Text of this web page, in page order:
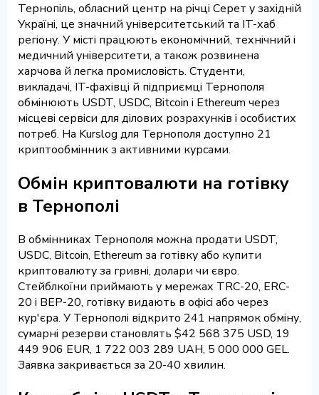
Тернопіль, обласний центр на річці Серет у західній
Україні, це значний університетський та IT-хаб
регіону. У місті працюють економічний, технічний і
медичний університети, а також розвинена
харчова й легка промисловість. Студенти,
викладачі, IT-фахівці й підприємці Тернополя
обмінюють USDT, USDC, Bitcoin і Ethereum через
місцеві сервіси для ділових розрахунків і особистих
потреб. На Kurslog для Тернополя доступно 21
криптообмінник з активними курсами.
Обмін криптовалюти на готівку
в Тернополі
В обмінниках Тернополя можна продати USDT,
USDC, Bitcoin, Ethereum за готівку або купити
криптовалюту за гривні, долари чи євро.
Стейблкоїни приймають у мережах TRC-20, ERC-
20 і BEP-20, готівку видають в офісі або через
кур'єра. У Тернополі відкрито 241 напрямок обміну,
сумарні резерви становлять $42 568 375 USD, 19
449 906 EUR, 1 722 003 289 UAH, 5 000 000 GEL.
Заявка закривається за 20-40 хвилин.